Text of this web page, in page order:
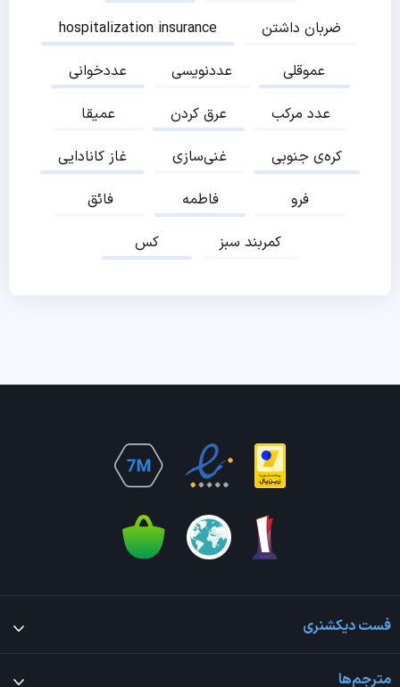
hospitalization insurance
ضربان داشتن
عددخوانی
عددنویسی
عموقلی
عمیقا
عرق کردن
عدد مرکب
غاز کانادایی
غنی‌سازی
کره‌ی جنوبی
فائق
فاطمه
فرو
کس
کمربند سبز
فست دیکشنری
مترجم‌ها